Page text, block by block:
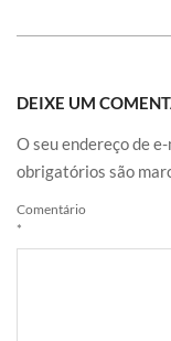
DEIXE UM
O seu endereço de
obrigatórios são
Comentário
*